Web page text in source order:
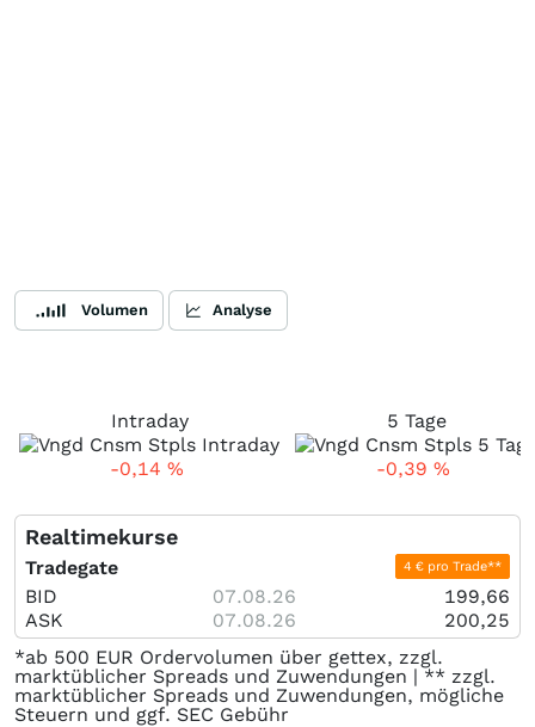
Volumen Analyse
Intraday
-0,14 %
5 Tage
-0,39 %
Realtimekurse
Tradegate 4 € pro Trade**
BID 07.08.26
199,66
ASK
07.08.26
200,25
*ab 500 EUR Ordervolumen über gettex, zzgl.
marktüblicher Spreads und Zuwendungen | ** zzgl.
marktüblicher Spreads und Zuwendungen, mögliche
Steuern und ggf. SEC Gebühr